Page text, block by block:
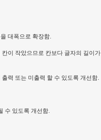
대폭으로 확장함.
이 작았으므로 칸보다 글자의 길이가
력 또는 미출력 할 수 있도록 개선함.
수 있도록 개선함.